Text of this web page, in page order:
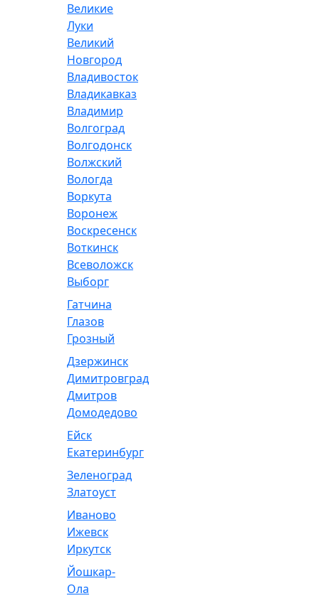
Великие
Луки
Великий
Новгород
Владивосток
Владикавказ
Владимир
Волгоград
Волгодонск
Волжский
Вологда
Воркута
Воронеж
Воскресенск
Воткинск
Всеволожск
Выборг
Гатчина
Глазов
Грозный
Дзержинск
Димитровград
Дмитров
Домодедово
Ейск
Екатеринбург
Зеленоград
Златоуст
Иваново
Ижевск
Иркутск
Йошкар-
Ола